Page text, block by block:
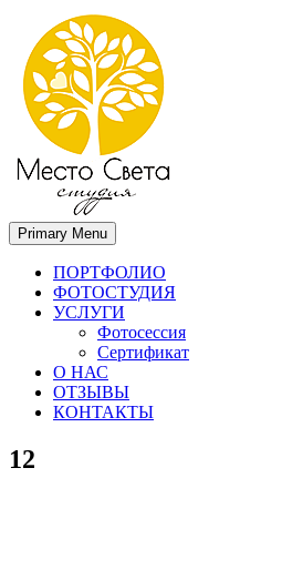
Место света. Свадебный фотограф
Свадебный фотограф в Орле
Primary Menu
ПОРТФОЛИО
ФОТОСТУДИЯ
УСЛУГИ
Фотосессия
Сертификат
О НАС
ОТЗЫВЫ
КОНТАКТЫ
12